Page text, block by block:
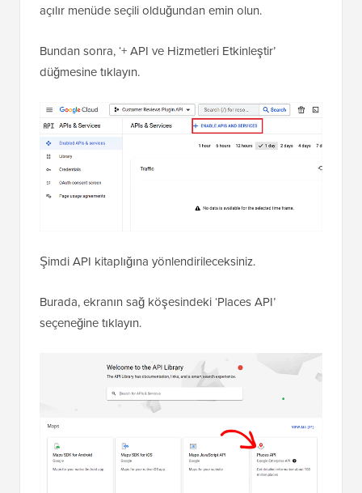
açılır menüde seçili olduğundan emin olun.
Bundan sonra, ‘+ API ve Hizmetleri Etkinleştir’
düğmesine tıklayın.
Şimdi API kitaplığına yönlendirileceksiniz.
Burada, ekranın sağ köşesindeki ‘Places API’
seçeneğine tıklayın.